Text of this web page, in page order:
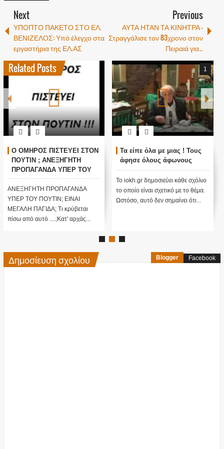
Next
ΥΠΟΠΤΟ ΠΑΚΕΤΟ ΣΤΟ ΕΛ.
ΒΕΝΙΖΕΛΟΣ: Υπό έλεγχο στα
εργαστήρια της ΕΛ.ΑΣ
Previous
ΑΥΤΑ ΗΤΑΝ ΤΑ ΚΙΝΗΤΡΑ –
Στραγγάλισε τον 83χρονο στον
Πειραιά για…
Related Posts
Ο ΟΜΗΡΟΣ ΠΙΣΤΕΥΕΙ ΣΤΟΝ
ΠΟΥΤΙΝ ; ΑΝΕΞΗΓΗΤΗ
ΠΡΟΠΑΓΑΝΔΑ ΥΠΕΡ ΤΟΥ
ΠΟΥΤΙΝ;
ΑΝΕΞΗΓΗΤΗ ΠΡΟΠΑΓΑΝΔΑ
ΥΠΕΡ ΤΟΥ ΠΟΥΤΙΝ; ΕΙΝΑΙ
ΜΕΓΑΛΗ ΠΑΓΙΔΑ; Τι κρύβεται
πίσω από αυτό ....;Κατ' αρχάς...
1
Τα είπε όλα με μιας ! Τους
άφησε όλους άφωνους
Το iokh.gr δημοσιεύει κάθε σχόλιο
το οποίο είναι σχετικό με το θέμα.
Ωστόσο, αυτό δεν σημαίνει ότι...
Δημοσίευση σχολίου Blogger Facebook